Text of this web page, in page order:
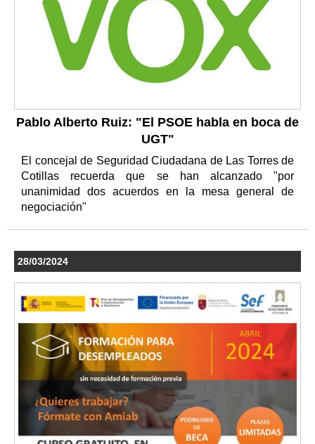
Pablo Alberto Ruiz: "El PSOE habla en boca de
UGT"
El concejal de Seguridad Ciudadana de Las Torres de
Cotillas recuerda que se han alcanzado "por
unanimidad dos acuerdos en la mesa general de
negociación"
28/03/2024